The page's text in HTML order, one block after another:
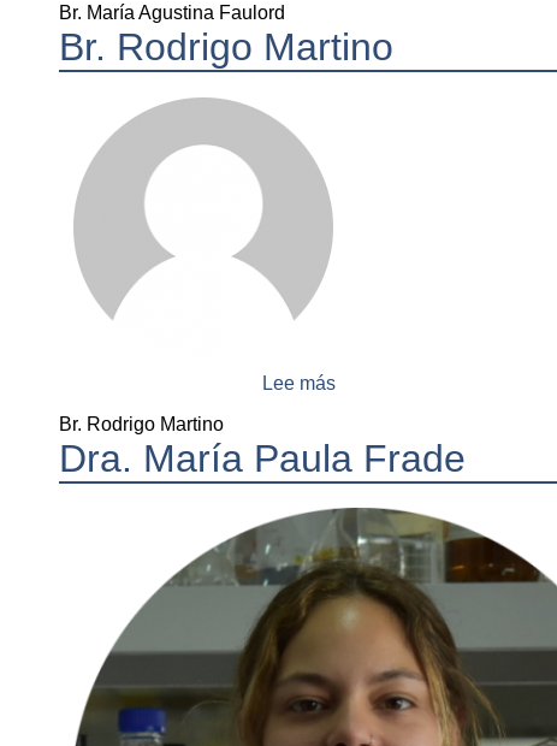
Agustina
Faulord
Br. María Agustina Faulord
Br. Rodrigo Martino
Lee mássobre
Martino
Br. Rodrigo Martino
Dra. María Paula Frade